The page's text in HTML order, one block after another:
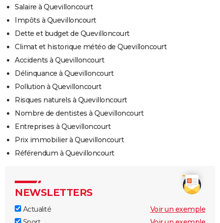
Salaire à Quevilloncourt
Impôts à Quevilloncourt
Dette et budget de Quevilloncourt
Climat et historique météo de Quevilloncourt
Accidents à Quevilloncourt
Délinquance à Quevilloncourt
Pollution à Quevilloncourt
Risques naturels à Quevilloncourt
Nombre de dentistes à Quevilloncourt
Entreprises à Quevilloncourt
Prix immobilier à Quevilloncourt
Référendum à Quevilloncourt
NEWSLETTERS
Actualité
Voir un exemple